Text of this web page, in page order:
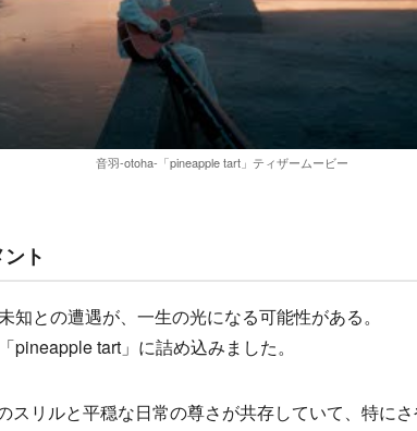
音羽-otoha-「pineapple tart」ティザームービー
ト
知との遭遇が、一生の光になる可能性がある。
pineapple tart」に詰め込みました。
スリルと平穏な日常の尊さが共存していて、特に